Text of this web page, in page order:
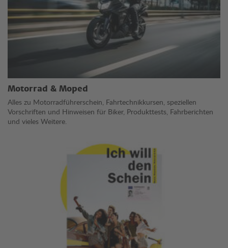
Motorrad & Moped
Alles zu Motorradführerschein, Fahrtechnikkursen, speziellen
Vorschriften und Hinweisen für Biker, Produkttests, Fahrberichten
und vieles Weitere.